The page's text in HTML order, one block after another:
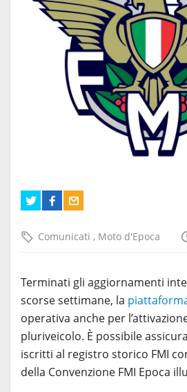
Comunicati , Moto d'Epoca
Terminati gli aggiornamenti
scorse settimane, la
operativa anche per
pluriveicolo. È possibile
iscritti al registro storico FMI
della Convenzione FMI Epoca